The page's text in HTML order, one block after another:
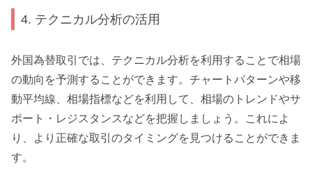
4. テクニカル分析の活用
外国為替取引では、テクニカル分析を利用することで相場
の動向を予測することができます。チャートパターンや移
動平均線、相場指標などを利用して、相場のトレンドやサ
ポート・レジスタンスなどを把握しましょう。これによ
り、より正確な取引のタイミングを見つけることができま
す。